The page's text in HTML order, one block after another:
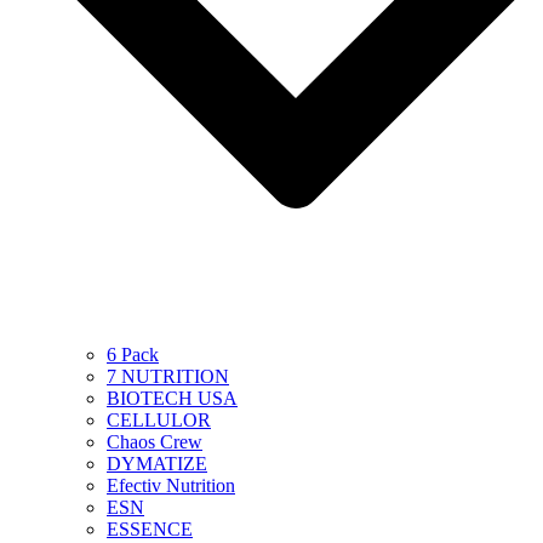
6 Pack
7 NUTRITION
BIOTECH USA
CELLULOR
Chaos Crew
DYMATIZE
Efectiv Nutrition
ESN
ESSENCE